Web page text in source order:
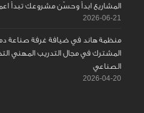
المشاريع ابدأ وحسّن مشروعك تبدأ
2026-06-21
منظمة هاند في ضيافة غرفة صناعة
المشترك في مجال التدريب المهني
الصناعي
2026-04-20